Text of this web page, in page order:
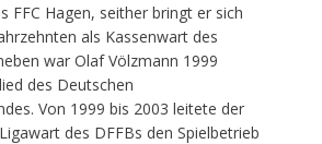
FFC Hagen, seither bringt er sich
als Kassenwart des
war Olaf Völzmann 1999
des Deutschen
Von 1999 bis 2003 leitete der
des DFFBs den Spielbetrieb